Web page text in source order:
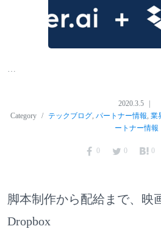
…
2020.3.5
Category
テックブログ, パートナー情報, 業
ートナー情報
0 0 0
脚本制作から配給まで、映
Dropbox